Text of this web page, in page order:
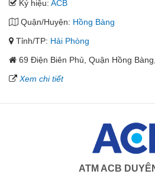
Ký hiệu: ACB
Quận/Huyện: Hồng Bàng
Tỉnh/TP: Hải Phòng
69 Điện Biên Phủ, Quận Hồng
Xem chi tiết
ATM ACB